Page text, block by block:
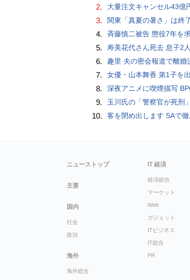
2. 大量注文キャンセル43億
3. 関東「真夏の暑さ」は終
4. 斉藤慎二被告 懲役7年を
5. 寿美花代さん死去 息子2
6. 趣里 夫の密会報道で離婚
7. 女優・山本舞香 第1子を
8. 深夜アニメに喫煙描写
9. 玉川氏の「警察官が死刑
10. 客を閉め出します SAで
ニューストップ
主要
国内
社会
政治
海外
海外総合
IT 経済
経済総合
マーケット
Web
ガジェット
ITビジネス
IT総合
PR